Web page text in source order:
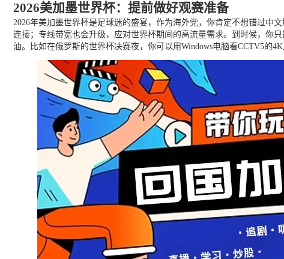
2026美加墨世界杯：提前做好观赛准备
2026年美加墨世界杯是足球迷的盛宴，作为海外党，你肯定不想错过中文
连接；专线带宽也会升级，应对世界杯期间的高流量需求。到时候，你
油。比如在俄罗斯的世界杯决赛夜，你可以用Windows电脑看CCTV5的